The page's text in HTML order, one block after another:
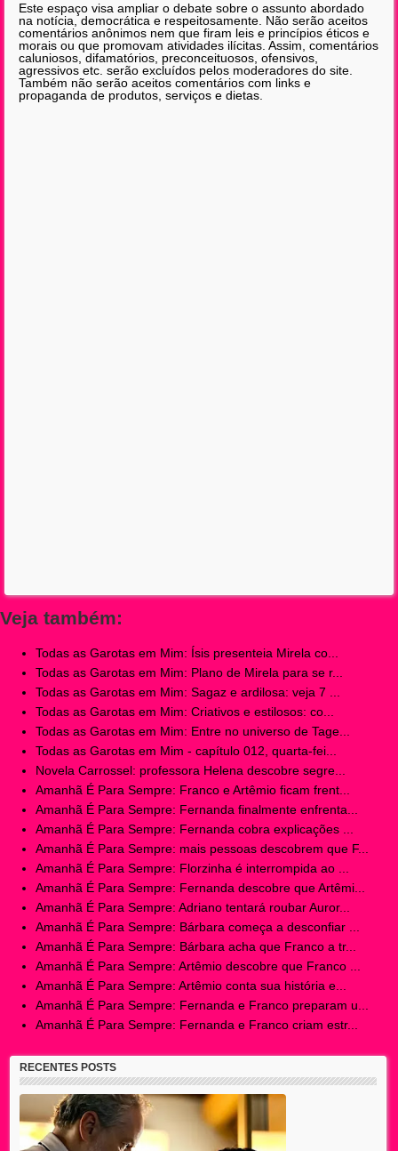
Este espaço visa ampliar o debate sobre o assunto abordado
na notícia, democrática e respeitosamente. Não serão aceitos
comentários anônimos nem que firam leis e princípios éticos e
morais ou que promovam atividades ilícitas. Assim, comentários
caluniosos, difamatórios, preconceituosos, ofensivos,
agressivos etc. serão excluídos pelos moderadores do site.
Também não serão aceitos comentários com links e
propaganda de produtos, serviços e dietas.
Veja também:
Todas as Garotas em Mim: Ísis presenteia Mirela co...
Todas as Garotas em Mim: Plano de Mirela para se r...
Todas as Garotas em Mim: Sagaz e ardilosa: veja 7 ...
Todas as Garotas em Mim: Criativos e estilosos: co...
Todas as Garotas em Mim: Entre no universo de Tage...
Todas as Garotas em Mim - capítulo 012, quarta-fei...
Novela Carrossel: professora Helena descobre segre...
Amanhã É Para Sempre: Franco e Artêmio ficam frent...
Amanhã É Para Sempre: Fernanda finalmente enfrenta...
Amanhã É Para Sempre: Fernanda cobra explicações ...
Amanhã É Para Sempre: mais pessoas descobrem que F...
Amanhã É Para Sempre: Florzinha é interrompida ao ...
Amanhã É Para Sempre: Fernanda descobre que Artêmi...
Amanhã É Para Sempre: Adriano tentará roubar Auror...
Amanhã É Para Sempre: Bárbara começa a desconfiar ...
Amanhã É Para Sempre: Bárbara acha que Franco a tr...
Amanhã É Para Sempre: Artêmio descobre que Franco ...
Amanhã É Para Sempre: Artêmio conta sua história e...
Amanhã É Para Sempre: Fernanda e Franco preparam u...
Amanhã É Para Sempre: Fernanda e Franco criam estr...
RECENTES POSTS